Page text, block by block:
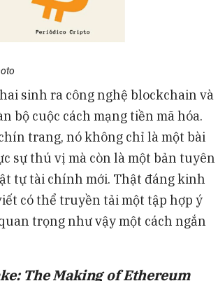
sinh ra công nghệ blockchain và
bộ cuộc cách mạng tiền mã hóa.
trang, nó không chỉ là một bài
sự thú vị mà còn là một bản tuyên
tự tài chính mới. Thật đáng kinh
có thể truyền tải một tập hợp ý
trọng như vậy một cách ngắn
The Making of Ethereum